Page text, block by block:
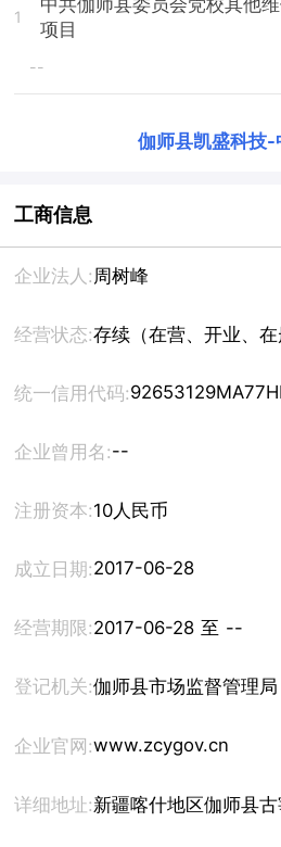
1
项目
--
伽师县凯盛科技-
工商信息
企业法人: 周树峰
经营状态:存续（在营、开业、在
统一信用代码:
企业曾用名:--
注册资本:10人民币
成立日期:2017-06-28
经营期限: 2017-06-28 至 --
登记机关:伽师县市场监督管理局
企业官网:www.zcygov.cn
详细地址:新疆喀什地区伽师县